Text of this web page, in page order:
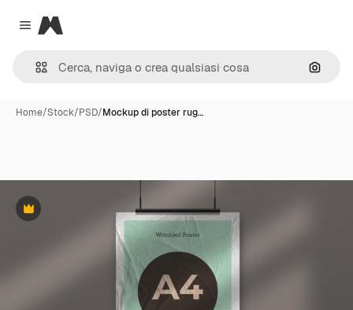
Close menu
Magnific
Cerca
Home/Stock/PSD/Mockup di poster rug…
Premium